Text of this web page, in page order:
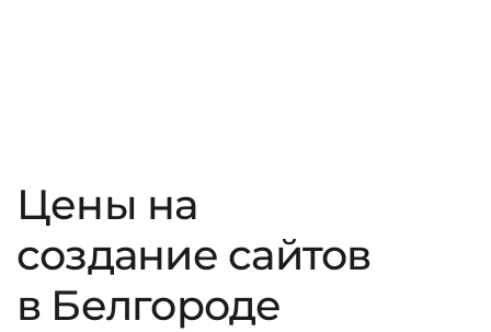
Цены на
создание сайтов
в Белгороде